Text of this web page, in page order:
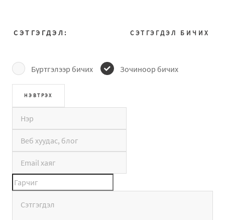
СЭТГЭГДЭЛ БИЧИХ
СЭТГЭГДЭЛ:
Бүртгэлээр бичих Зочиноор бичих